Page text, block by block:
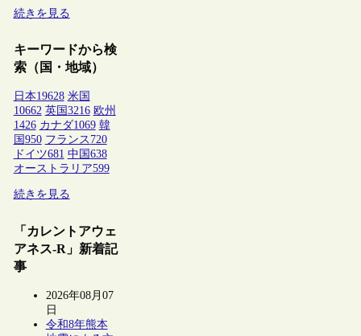
続きを見る
キーワードから検
索（国・地域）
日本19628 米国
10662 英国 3216 欧州
1426 カナダ1069 韓
国 950 フランス 720
ドイツ681 中国 638
オーストラリア599
続きを見る
「カレントアウェ
アネス-R」新着記
事
2026年08月07
日
令和8年熊本